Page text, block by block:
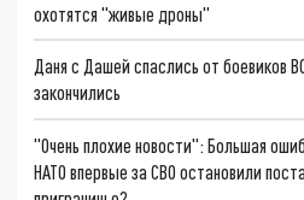
охотятся "живые дроны"
Даня с Дашей спаслись от боевиков
закончились
"Очень плохие новости": Большая
НАТО впервые за СВО остановили